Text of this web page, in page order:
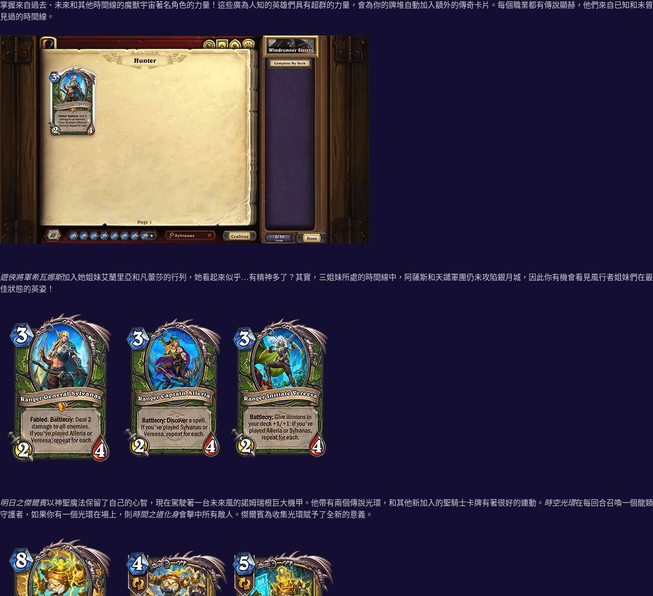
掌握來自過去、未來和其他時間線的魔獸宇宙著名角色的力量！這些廣為人知的英雄們具有超群的力量，會為你的牌堆自動加入額外的傳奇卡片。每個職業都有傳說顯赫，他們來自已知和未曾
見過的時間線。
遊俠將軍希瓦娜斯加入她姐妹艾蘭里亞和凡蕾莎的行列，她看起來似乎…有精神多了？其實，三姐妹所處的時間線中，阿薩斯和天譴軍團仍未攻陷銀月城，因此你有機會看見風行者姐妹們在最
佳狀態的英姿！
明日之傑爾賓以神聖魔法保留了自己的心智，現在駕駛著一台未來風的諾姆瑞根巨大機甲。他帶有兩個傳說光環，和其他新加入的聖騎士卡牌有著很好的連動。 時空光環在每回合召喚一個龍類
守護者，如果你有一個光環在場上，則 時間之道化身會擊中所有敵人。傑爾賓為收集光環賦予了全新的意義。